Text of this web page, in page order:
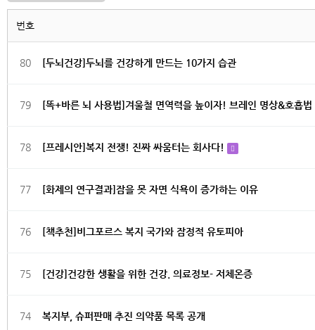
번호
80 [두뇌건강]두뇌를 건강하게 만드는 10가지 습관
79 [똑+바른 뇌 사용법]겨울철 면역력을 높이자! 브레인 명상&호흡법
78 [프레시안]복지 전쟁! 진짜 싸움터는 회사다!
77 [화제의 연구결과]잠을 못 자면 식욕이 증가하는 이유
76 [책추천]비그포르스 복지 국가와 잠정적 유토피아
75 [건강]건강한 생활을 위한 건강. 의료정보- 저체온증
74 복지부, 슈퍼판매 추진 의약품 목록 공개